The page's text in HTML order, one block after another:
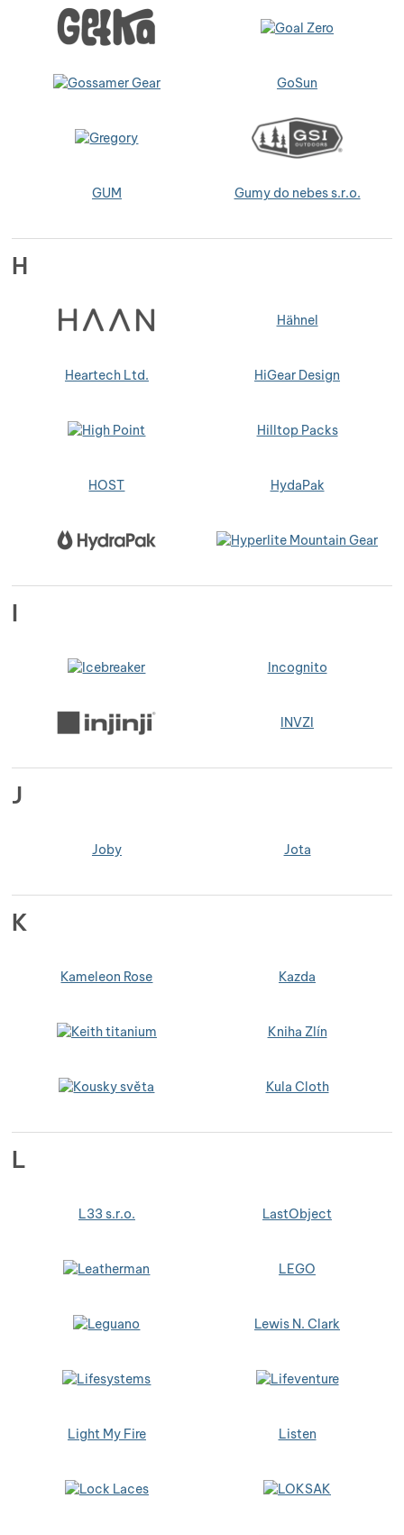
GoSun
GUM Gumy do nebes s.r.o.
H
Hähnel
Heartech Ltd. HiGear Design
Hilltop Packs
HOST HydaPak
I
Incognito
INVZI
J
Joby Jota
K
Kameleon Rose Kazda
Kniha Zlín
Kula Cloth
L
L33 s.r.o. LastObject
LEGO
Lewis N. Clark
Light My Fire Listen